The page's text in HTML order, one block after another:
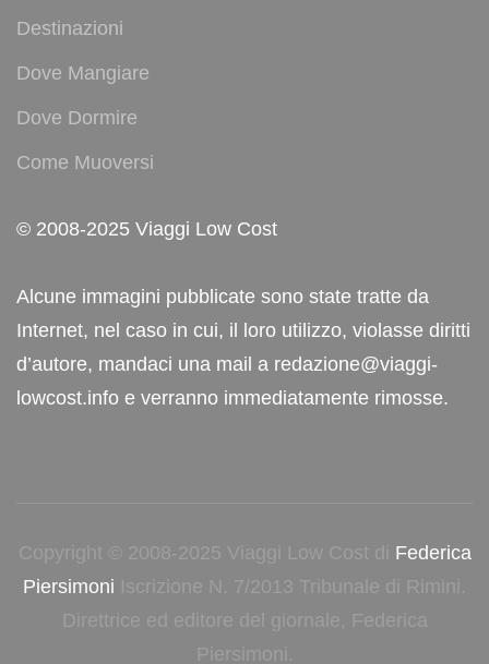
Destinazioni
Dove Mangiare
Dove Dormire
Come Muoversi
© 2008-2025 Viaggi Low Cost
Alcune immagini pubblicate sono state tratte da
Internet, nel caso in cui, il loro utilizzo, violasse diritti
d’autore, mandaci una mail a redazione@viaggi-
lowcost.info e verranno immediatamente rimosse.
Copyright © 2008-2025 Viaggi Low Cost di Federica
Piersimoni Iscrizione N. 7/2013 Tribunale di Rimini.
Direttrice ed editore del giornale, Federica
Piersimoni.